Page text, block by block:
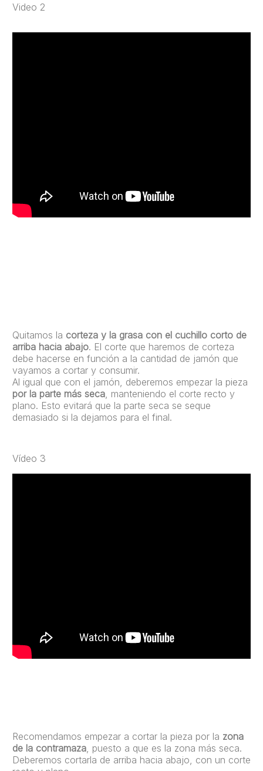
Video 2
Quitamos la corteza y la grasa con el cuchillo corto de
arriba hacia abajo. El corte que haremos de corteza
debe hacerse en función a la cantidad de jamón que
vayamos a cortar y consumir.
Al igual que con el jamón, deberemos empezar la pieza
por la parte más seca , manteniendo el corte recto y
plano. Esto evitará que la parte seca se seque
demasiado si la dejamos para el final.
Vídeo 3
Recomendamos empezar a cortar la pieza por la zona
de la contramaza , puesto a que es la zona más seca.
Deberemos cortarla de arriba hacia abajo, con un corte